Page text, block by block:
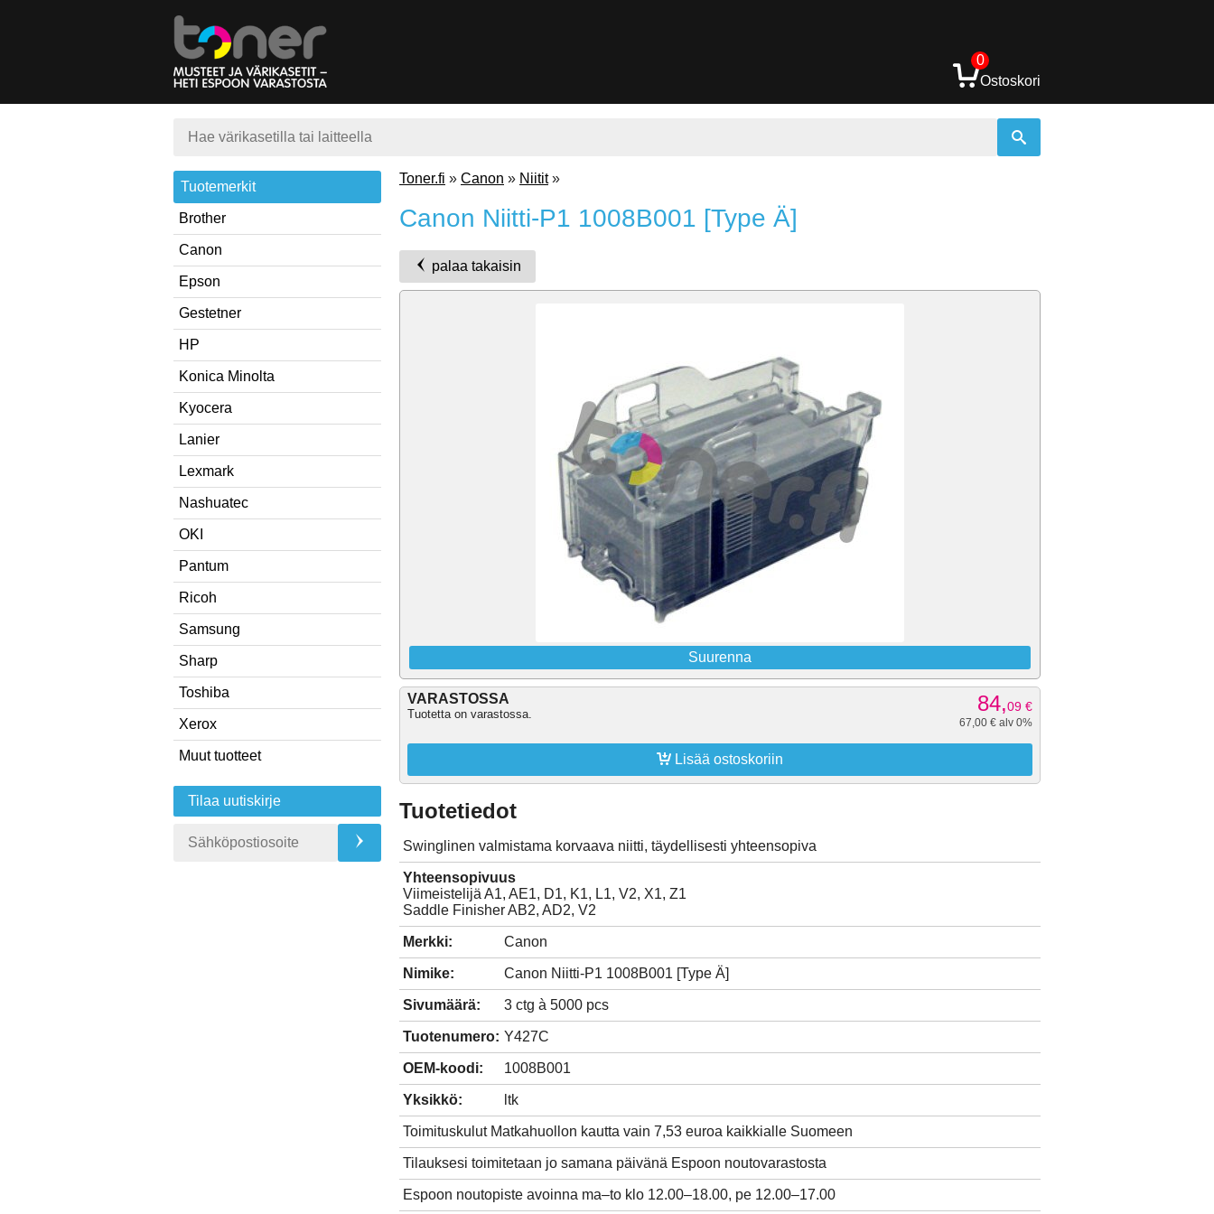
0
Ostoskori
Tuotemerkit
Brother
Canon
Epson
Gestetner
HP
Konica Minolta
Kyocera
Lanier
Lexmark
Nashuatec
OKI
Pantum
Ricoh
Samsung
Sharp
Toshiba
Xerox
Muut tuotteet
Tilaa uutiskirje
Toner.fi » Canon » Niitit»
Canon Niitti-P1 1008B001 [Type Ä]
palaa takaisin
Suurenna
VARASTOSSA
Tuotetta on varastossa. 84,09 €
67,00 € alv 0%
 Lisää ostoskoriin
Tuotetiedot
Swinglinen valmistama korvaava niitti, täydellisesti yhteensopiva
Yhteensopivuus
Viimeistelijä A1, AE1, D1, K1, L1, V2, X1, Z1
Saddle Finisher AB2, AD2, V2
Merkki: Canon
Nimike: Canon Niitti-P1 1008B001 [Type Ä]
Sivumäärä: 3 ctg à 5000 pcs
Tuotenumero: Y427C
OEM-koodi: 1008B001
Yksikkö: ltk
Toimituskulut Matkahuollon kautta vain 7,53 euroa kaikkialle Suomeen
Tilauksesi toimitetaan jo samana päivänä Espoon noutovarastosta
Espoon noutopiste avoinna ma–to klo 12.00–18.00, pe 12.00–17.00